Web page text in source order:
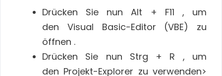
Drücken Sie nun Alt + F11 , um
den Visual Basic-Editor (VBE) zu
öffnen .
Drücken Sie nun Strg + R , um
den Projekt-Explorer zu verwenden>